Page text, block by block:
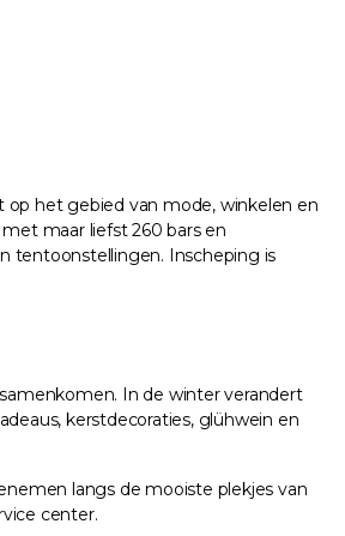
op het gebied van mode, winkelen en
maar liefst 260 bars en
tentoonstellingen. Inscheping is
In de winter verandert
kerstdecoraties, glühwein en
langs de mooiste plekjes van
center.